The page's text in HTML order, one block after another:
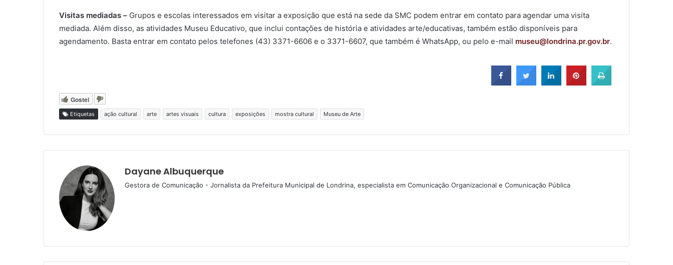
Visitas mediadas – Grupos e escolas interessados em visitar a exposição que está na sede da SMC podem entrar em contato para agendar uma visita
mediada. Além disso, as atividades Museu Educativo, que inclui contações de história e atividades arte/educativas, também estão disponíveis para
agendamento. Basta entrar em contato pelos telefones (43) 3371-6606 e o 3371-6607, que também é WhatsApp, ou pelo e-mail museu@londrina.pr.gov.br.
Gostei
Etiquetas ação cultural arte artes visuais cultura exposições mostra cultural Museu de Arte
Dayane Albuquerque
Gestora de Comunicação - Jornalista da Prefeitura Municipal de Londrina, especialista em Comunicação Organizacional e Comunicação Pública